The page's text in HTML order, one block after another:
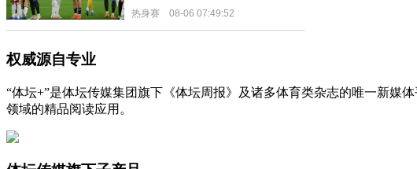
权威源自专业
“体坛+”是体坛传媒集团旗下《体坛周报》及诸多体育类杂志的唯一新媒
领域的精品阅读应用。